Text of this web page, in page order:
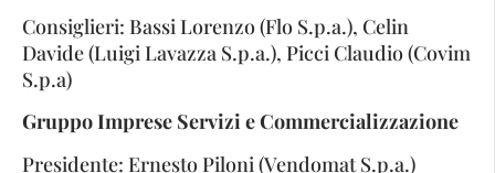
Consiglieri: Bassi Lorenzo (Flo S.p.a.), Celin
Davide (Luigi Lavazza S.p.a.), Picci Claudio (Covim
S.p.a)
Gruppo Imprese Servizi e Commercializzazione
Presidente: Ernesto Piloni (Vendomat S.p.a.)